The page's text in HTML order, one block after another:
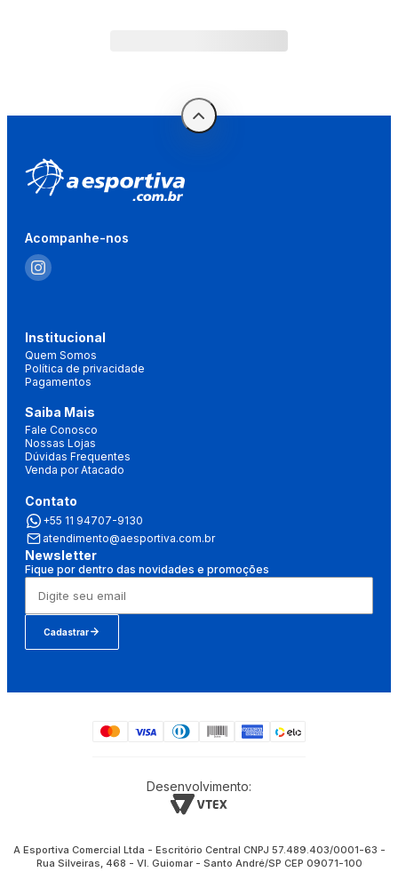
Acompanhe-nos
Institucional
Quem Somos
Política de privacidade
Pagamentos
Saiba Mais
Fale Conosco
Nossas Lojas
Dúvidas Frequentes
Venda por Atacado
Contato
+55 11 94707-9130
atendimento@aesportiva.com.br
Newsletter
Fique por dentro das novidades e promoções
Cadastrar
Desenvolvimento:
A Esportiva Comercial Ltda - Escritório Central CNPJ 57.489.403/0001-63 -
Rua Silveiras, 468 - Vl. Guiomar - Santo André/SP CEP 09071-100